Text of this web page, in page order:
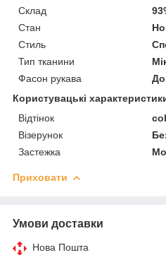
Склад
Стан
Стиль
Тип тканини
Фасон рукава
Користувацькі
Відтінок
Візерунок
Застежка
Приховати
Умови доставки
Нова Пошта